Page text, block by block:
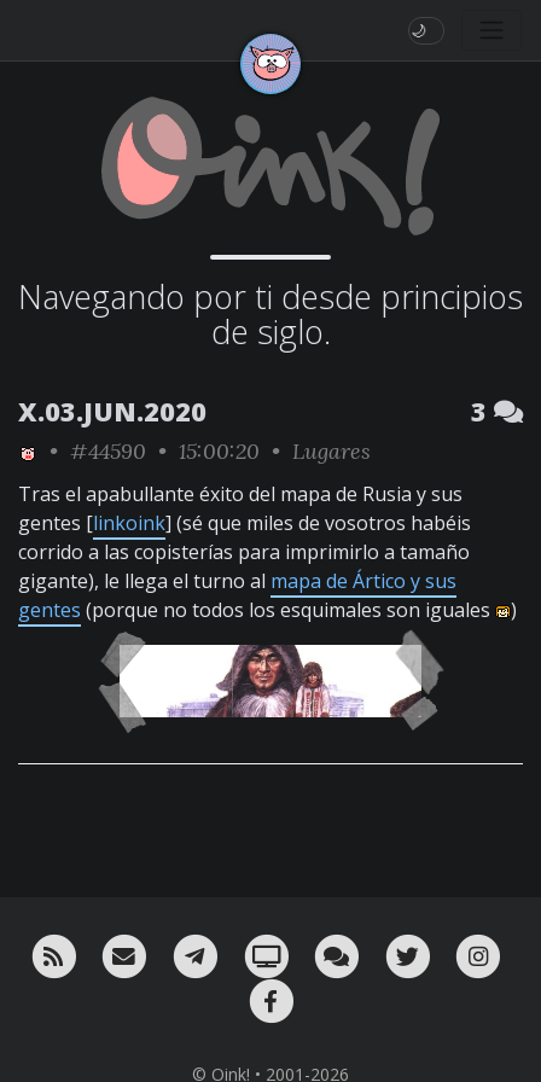
🌙
Navegando por ti desde principios
de siglo.
X.03.JUN.2020 3
• #44590 • 15:00:20 • Lugares
Tras el apabullante éxito del mapa de Rusia y sus
gentes [linkoink] (sé que miles de vosotros habéis
corrido a las copisterías para imprimirlo a tamaño
gigante), le llega el turno al mapa de Ártico y sus
gentes (porque no todos los esquimales son iguales )
RSS ¡Mándame un email!¡Nuestro canal en Telegram!
Oink! TV Charla con nosotros
Twitter
© Oink! • 2001-2026